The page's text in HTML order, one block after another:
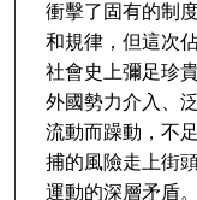
衝擊了固有的制
和規律，但這次
社會史上彌足珍
外國勢力介入、
流動而躁動，不
捕的風險走上街
運動的深層矛盾